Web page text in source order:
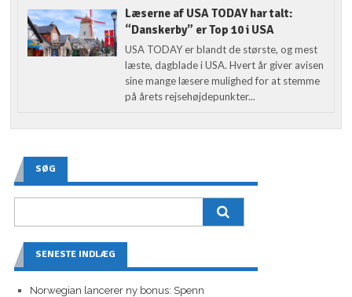
Læserne af USA TODAY har talt:
“Danskerby” er Top 10 i USA
USA TODAY er blandt de største, og mest
læste, dagblade i USA. Hvert år giver avisen
sine mange læsere mulighed for at stemme
på årets rejsehøjdepunkter...
SØG
SENESTE INDLÆG
Norwegian lancerer ny bonus: Spenn